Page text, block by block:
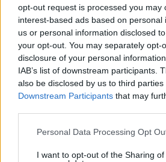
opt-out request is processed you may
interest-based ads based on personal
us or personal information disclosed
your opt-out. You may separately opt-
disclosure of your personal
IAB’s list of downstream participants.
also be disclosed by us to third parties
Downstream Participants that may
Please note that this website/app
not limited to your visit or usage
Personal Data Processing Opt
I want to opt-out of the Sharing of
ΔΕΙΤΕ ΟΛΑ ΤΑ GAMES
Best of Network